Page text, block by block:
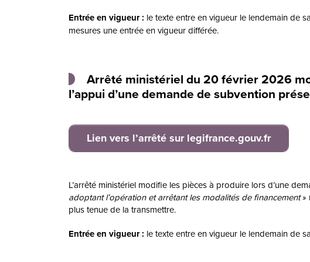
Entrée en vigueur : le texte entre en vigueur le lendemain de
mesures une entrée en vigueur différée.
Arrêté ministériel du 20 février 2026
l’appui d’une demande de subvention
Lien vers l’arrêté sur legifrance.gouv.fr
L’arrêté ministériel modifie les pièces à produire lors d’une
adoptant l’opération et arrêtant les modalités de financement»
plus tenue de la transmettre.
Entrée en vigueur : le texte entre en vigueur le lendemain de